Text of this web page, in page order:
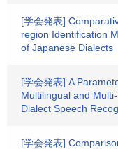
[学会発表]
region Identification
of Japanese Dialects
[学会発表] A
Multilingual and
Dialect Speech
[学会発表]